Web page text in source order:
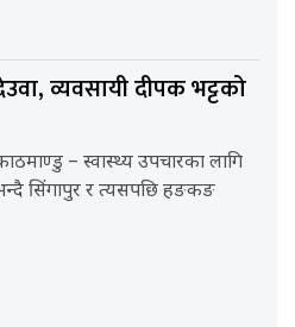
व्यवसायी दीपक भट्टको
– स्वास्थ्य उपचारका लागि
सिंगापुर र त्यसपछि हङकङ